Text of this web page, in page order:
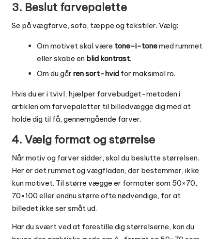
3. Beslut farvepalette
Se på vægfarve, sofa, tæppe og tekstiler. Vælg:
Om motivet skal være tone-i-tonemed rummet
eller skabe en blid kontrast.
Om du går ren sort-hvid for maksimal ro.
Hvis du er i tvivl, hjælper farvebudget-metoden i
artiklen om farvepaletter til billedvægge dig med at
holde dig til få, gennemgående farver.
4. Vælg format og størrelse
Når motiv og farver sidder, skal du beslutte størrelsen.
Her er det rummet og vægfladen, der bestemmer, ikke
kun motivet. Til større vægge er formater som 50×70,
70×100 eller endnu større ofte nødvendige, for at
billedet ikke ser småt ud.
Har du svært ved at forestille dig størrelserne, kan du